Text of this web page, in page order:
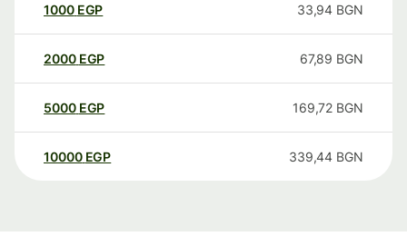
1000 EGP 33,94 BGN
2000 EGP 67,89 BGN
5000 EGP 169,72 BGN
10000 EGP 339,44 BGN